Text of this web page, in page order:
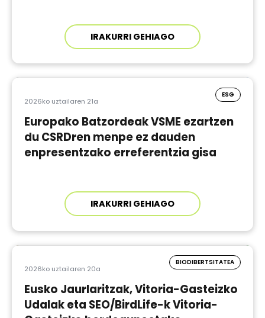
IRAKURRI GEHIAGO
2026ko uztailaren 21a
ESG
Europako Batzordeak VSME ezartzen
du CSRDren menpe ez dauden
enpresentzako erreferentzia gisa
IRAKURRI GEHIAGO
2026ko uztailaren 20a
BIODIBERTSITATEA
Eusko Jaurlaritzak, Vitoria-Gasteizko
Udalak eta SEO/BirdLife-k Vitoria-